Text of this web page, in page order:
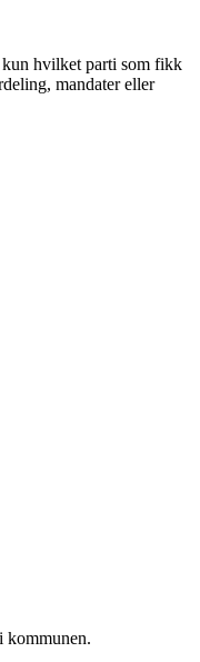
kun hvilket parti som fikk
mandater eller
kommunen.